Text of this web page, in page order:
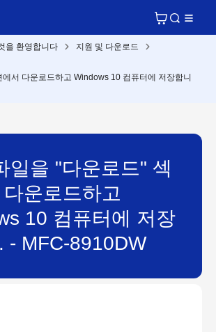
을 환영합니다
지원 및 다운로드
서 다운로드하고 Windows 10 컴퓨터에 저장합니
일을 "다운로드" 섹
운로드하고
10 컴퓨터에 저장
- MFC-8910DW